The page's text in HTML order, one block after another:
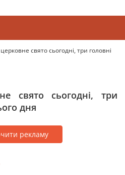
свято сьогодні, три головні
свято сьогодні, три
дня
рекламу